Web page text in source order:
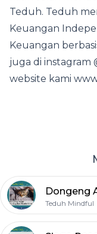
Teduh. Teduh
Keuangan
Keuangan
juga di
website kami
Teduh Mindful